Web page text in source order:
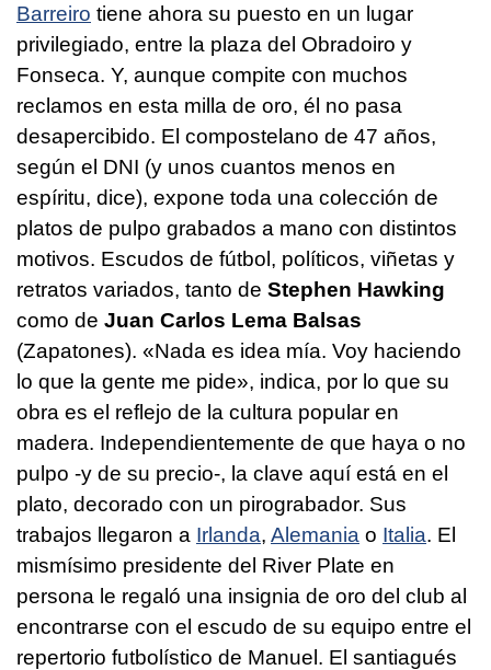
Barreiro tiene ahora su puesto en un lugar
privilegiado, entre la plaza del Obradoiro y
Fonseca. Y, aunque compite con muchos
reclamos en esta milla de oro, él no pasa
desapercibido. El compostelano de 47 años,
según el DNI (y unos cuantos menos en
espíritu, dice), expone toda una colección de
platos de pulpo grabados a mano con distintos
motivos. Escudos de fútbol, políticos, viñetas y
retratos variados, tanto de Stephen Hawking
como de Juan Carlos Lema Balsas
(Zapatones). «Nada es idea mía. Voy haciendo
lo que la gente me pide», indica, por lo que su
obra es el reflejo de la cultura popular en
madera. Independientemente de que haya o no
pulpo -y de su precio-, la clave aquí está en el
plato, decorado con un pirograbador. Sus
trabajos llegaron a Irlanda, Alemania o Italia. El
mismísimo presidente del River Plate en
persona le regaló una insignia de oro del club al
encontrarse con el escudo de su equipo entre el
repertorio futbolístico de Manuel. El santiagués